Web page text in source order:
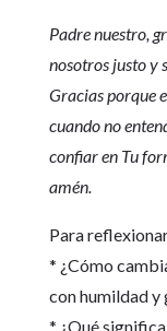
Padre nuestro,
nosotros justo y
Gracias porque
cuando no
confiar en Tu
amén.
Para
* ¿Cómo
con humildad y
* ¿Qué